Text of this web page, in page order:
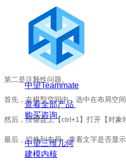
中望Teammate
查看全部产品
购买咨询
中望三维几何
建模内核
第二是注释性问题。
首先，在模型空间中，选中在布局空
然后，按键盘上【ctrl+1】打开【对象
最后，切换到布局，查看文字是否显示